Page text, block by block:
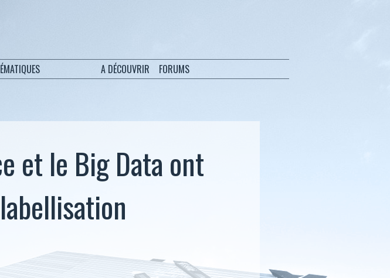
A DÉCOUVRIR FORUMS
et le Big Data ont